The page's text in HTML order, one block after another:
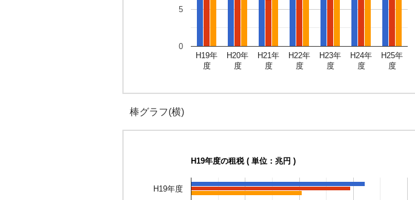
H19年
度
H20年
度
H21年
度
H22年
度
H23年
度
H24年
度
H25年
度
0
5
棒グラフ(横)
H19年度の租税 ( 単位：兆円 )
H19年度